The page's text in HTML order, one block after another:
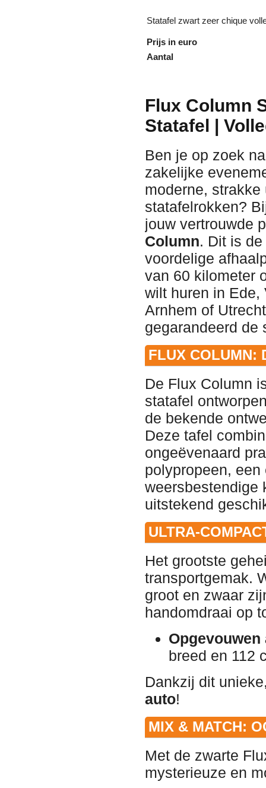
Statafel zwart zeer chique
Prijs in euro
Aantal
Flux Column
Statafel |
Ben je op zoek
zakelijke
moderne,
statafelrokken?
jouw vertrouwde
Column. Dit is
voordelige
van 60 kilometer
wilt huren in Ede,
Arnhem of Utrecht
gegarandeerd de
FLUX COLUMN:
De Flux Column
statafel
de bekende
Deze tafel
ongeëvenaard
polypropeen,
weersbestendige
uitstekend
ULTRA-
Het grootste
transportgemak.
groot en zwaar
handomdraai op
breed en 112
Dankzij dit
auto!
MIX & MATCH:
Met de zwarte
mysterieuze en